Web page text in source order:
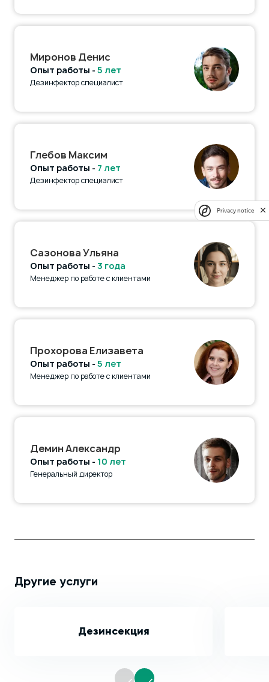
Миронов Денис
Опыт работы - 5 лет
Дезинфектор специалист
Глебов Максим
Опыт работы - 7 лет
Дезинфектор специалист
Сазонова Ульяна
Опыт работы - 3 года
Менеджер по работе с клиентами
Прохорова Елизавета
Опыт работы - 5 лет
Менеджер по работе с клиентами
Демин Александр
Опыт работы - 10 лет
Генеральный директор
Другие услуги
Дезинсекция
Privacy notice